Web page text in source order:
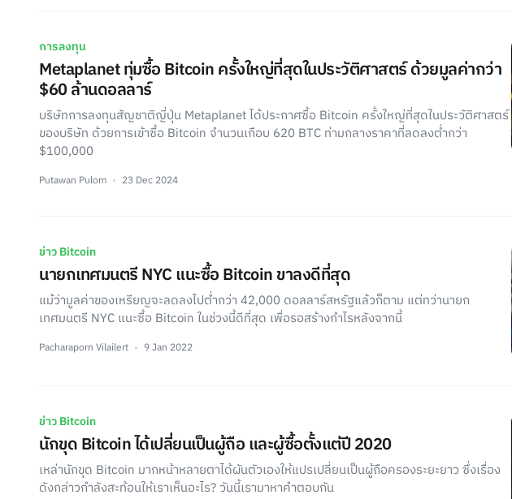
การลงทุน
Metaplanet ทุ่มซื้อ Bitcoin ครั้งใหญ่ที่สุดในประวัติศาสตร์ ด้วยมูลค่ากว่า
$60 ล้านดอลลาร์
บริษัทการลงทุนสัญชาติญี่ปุ่น Metaplanet ได้ประกาศซื้อ Bitcoin ครั้งใหญ่ที่สุดในประวัติศาสตร์
ของบริษัท ด้วยการเข้าซื้อ Bitcoin จำนวนเกือบ 620 BTC ท่ามกลางราคาที่ลดลงต่ำกว่า
$100,000
Putawan Pulom 23 Dec 2024
ข่าว Bitcoin
นายกเทศมนตรี NYC แนะซื้อ Bitcoin ขาลงดีที่สุด
แม้ว่ามูลค่าของเหรียญจะลดลงไปต่ำกว่า 42,000 ดอลลาร์สหรัฐแล้วก็ตาม แต่ทว่านายก
เทศมนตรี NYC แนะซื้อ Bitcoin ในช่วงนี้ดีที่สุด เพื่อรอสร้างกำไรหลังจากนี้
Pacharaporn Vilailert 9 Jan 2022
ข่าว Bitcoin
นักขุด Bitcoin ได้เปลี่ยนเป็นผู้ถือ และผู้ซื้อตั้งแต่ปี 2020
เหล่านักขุด Bitcoin มากหน้าหลายตาได้ผันตัวเองให้แปรเปลี่ยนเป็นผู้ถือครองระยะยาว ซึ่งเรื่อง
ดังกล่าวกำลังสะท้อนให้เราเห็นอะไร? วันนี้เรามาหาคำตอบกัน